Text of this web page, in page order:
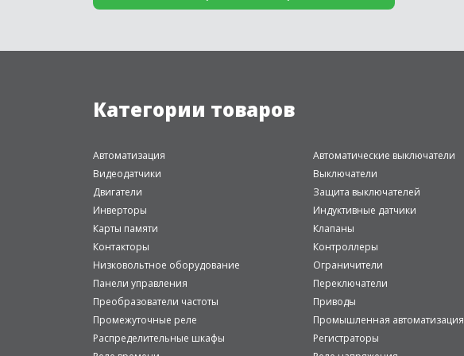
Категории товаров
Автоматизация Автоматические выключатели
Видеодатчики
Выключатели
Двигатели
Защита выключателей
Инверторы
Индуктивные датчики
Карты памяти
Клапаны
Контакторы
Контроллеры
Низковольтное оборудование
Ограничители
Панели управления
Переключатели
Преобразователи частоты
Приводы
Промежуточные реле
Промышленная автоматизация
Распределительные шкафы
Регистраторы